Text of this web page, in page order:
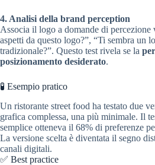
4. Analisi della brand perception
Associa il logo a domande di
aspetti da questo logo?”, “Ti sembra un
tradizionale?”. Questo test rivela se la
posizionamento desiderato.
🧪 Esempio pratico
Un ristorante street food ha testato due
grafica complessa, una più minimale. Il
semplice otteneva il 68% di preferenze
La versione scelta è diventata il segno
canali digitali.
✅ Best practice